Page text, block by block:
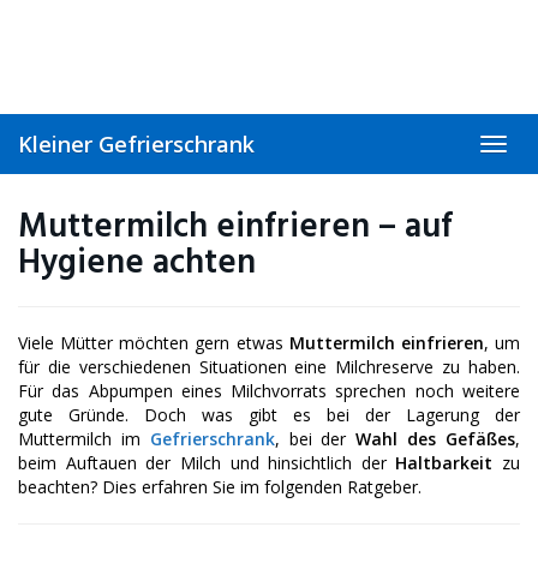
Kleiner Gefrierschrank
Muttermilch einfrieren – auf
Hygiene achten
Viele Mütter möchten gern etwas Muttermilch einfrieren, um
für die verschiedenen Situationen eine Milchreserve zu haben.
Für das Abpumpen eines Milchvorrats sprechen noch weitere
gute Gründe. Doch was gibt es bei der Lagerung der
Muttermilch im Gefrierschrank, bei derWahl des Gefäßes,
beim Auftauen der Milch und hinsichtlich der Haltbarkeit zu
beachten? Dies erfahren Sie im folgenden Ratgeber.